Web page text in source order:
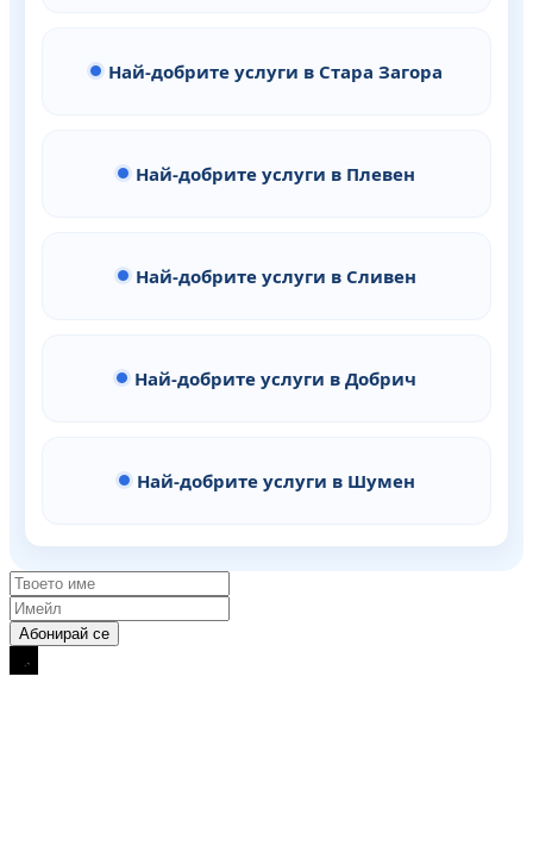
Най-добрите услуги в Стара Загора
Най-добрите услуги в Плевен
Най-добрите услуги в Сливен
Най-добрите услуги в Добрич
Най-добрите услуги в Шумен